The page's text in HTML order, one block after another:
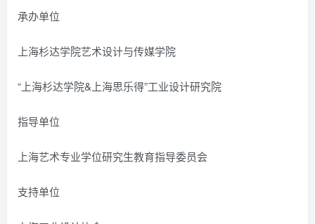
承办单位
上海杉达学院艺术设计与传媒学院
“上海杉达学院&上海思乐得”工业设计研究院
指导单位
上海艺术专业学位研究生教育指导委员会
支持单位